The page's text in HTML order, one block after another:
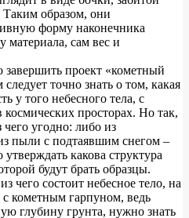
Таким образом, они
форму наконечника
материала, сам вес и
завершить проект «кометный
точно знать о том, какая
у того небесного тела, с
просторах. Но так,
чего угодно: либо из
пыли с подтаявшим снегом –
какова структура
будут брать образцы.
чего состоит небесное тело, на
с кометным гарпуном, ведь
глубину грунта, нужно знать